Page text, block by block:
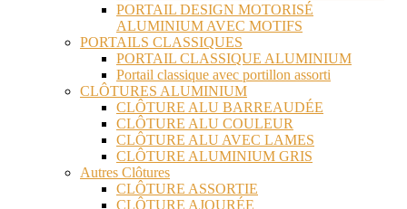
PORTAIL DESIGN MOTORISÉ
ALUMINIUM AVEC MOTIFS
PORTAILS CLASSIQUES
PORTAIL CLASSIQUE ALUMINIUM
Portail classique avec portillon assorti
CLÔTURES ALUMINIUM
CLÔTURE ALU BARREAUDÉE
CLÔTURE ALU COULEUR
CLÔTURE ALU AVEC LAMES
CLÔTURE ALUMINIUM GRIS
Autres Clôtures
CLÔTURE ASSORTIE
CLÔTURE AJOURÉE